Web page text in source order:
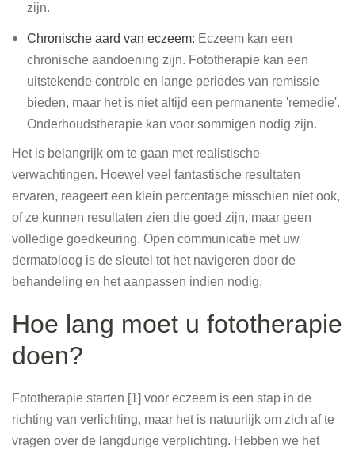
zijn.
Chronische aard van eczeem: Eczeem kan een
chronische aandoening zijn. Fototherapie kan een
uitstekende controle en lange periodes van remissie
bieden, maar het is niet altijd een permanente 'remedie'.
Onderhoudstherapie kan voor sommigen nodig zijn.
Het is belangrijk om te gaan met realistische
verwachtingen. Hoewel veel fantastische resultaten
ervaren, reageert een klein percentage misschien niet ook,
of ze kunnen resultaten zien die goed zijn, maar geen
volledige goedkeuring. Open communicatie met uw
dermatoloog is de sleutel tot het navigeren door de
behandeling en het aanpassen indien nodig.
Hoe lang moet u fototherapie
doen?
Fototherapie starten [1] voor eczeem is een stap in de
richting van verlichting, maar het is natuurlijk om zich af te
vragen over de langdurige verplichting. Hebben we het